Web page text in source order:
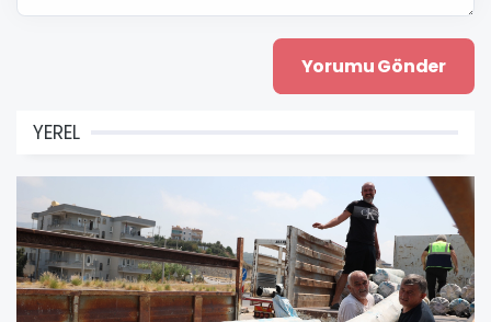
YEREL